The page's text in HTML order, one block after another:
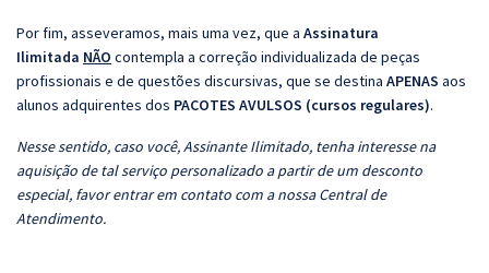
Por fim, asseveramos, mais uma vez, que a Assinatura
Ilimitada NÃO contempla a correção individualizada de peças
profissionais e de questões discursivas, que se destina APENAS aos
alunos adquirentes dos PACOTES AVULSOS (cursos regulares).
Nesse sentido, caso você, Assinante Ilimitado, tenha interesse na
aquisição de tal serviço personalizado a partir de um desconto
especial, favor entrar em contato com a nossa Central de
Atendimento.